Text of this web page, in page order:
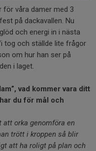
för våra damer med 3
på dackavallen. Nu
och energi in i nästa
tog och ställde lite frågor
om hur han ser på
i laget.
vad kommer vara ditt
du för mål och
orka genomföra en
trött i kroppen så blir
att ha roligt på plan och